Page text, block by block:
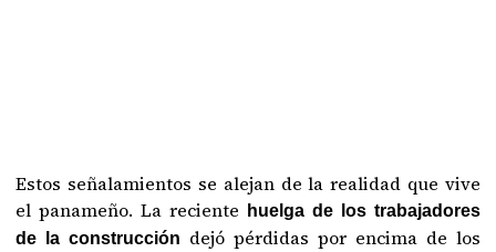
Estos señalamientos se alejan de la realidad que vive
el panameño. La reciente
huelga de los trabajadores
de la construcción dejó pérdidas por encima de los